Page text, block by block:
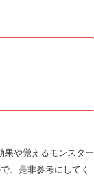
果や覚えるモンスター
、是非参考にしてく